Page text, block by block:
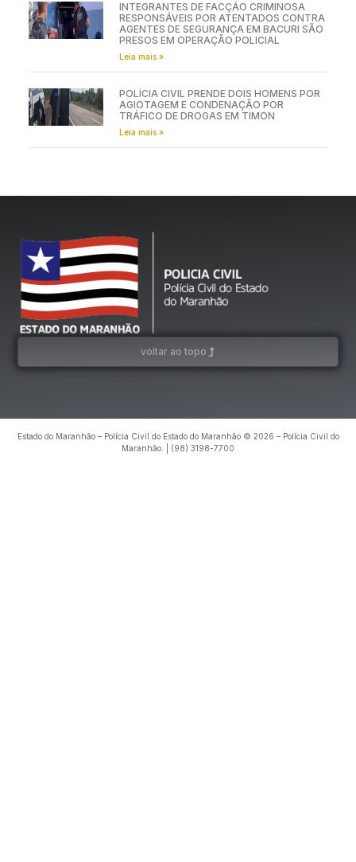
INTEGRANTES DE FACÇÃO CRIMINOSA
RESPONSÁVEIS POR ATENTADOS CONTRA
AGENTES DE SEGURANÇA EM BACURI SÃO
PRESOS EM OPERAÇÃO POLICIAL
Leia mais »
POLÍCIA CIVIL PRENDE DOIS HOMENS POR
AGIOTAGEM E CONDENAÇÃO POR
TRÁFICO DE DROGAS EM TIMON
Leia mais »
voltar ao topo
Estado do Maranhão – Polícia Civil do Estado do Maranhão © 2026 – Polícia Civil do
Maranhão. | (98) 3198-7700